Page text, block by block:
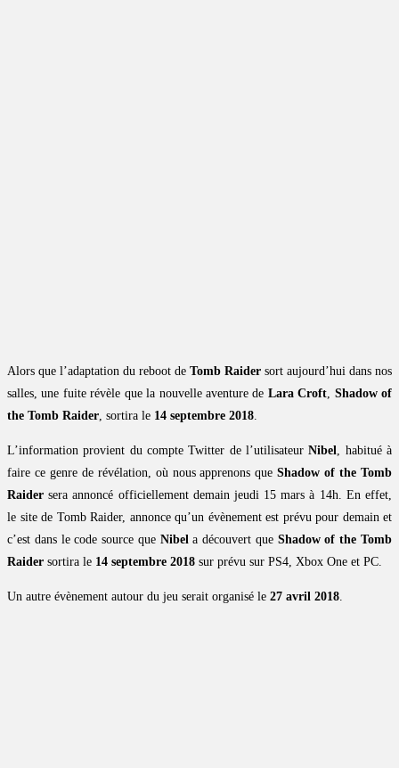
Alors que l’adaptation du reboot de Tomb Raider sort aujourd’hui dans nos
salles, une fuite révèle que la nouvelle aventure de Lara Croft, Shadow of
the Tomb Raider, sortira le 14 septembre 2018.
L’information provient du compte Twitter de l’utilisateurNibel, habitué à
faire ce genre de révélation, où nous apprenons queShadow of the Tomb
Raider sera annoncé officiellement demain jeudi 15 mars à 14h. En effet,
le site de Tomb Raider, annonce qu’un évènement est prévu pour demain et
c’est dans le code source que Nibela découvert que Shadow of the Tomb
Raider sortira le 14 septembre 2018 sur prévu sur PS4, Xbox One et PC.
Un autre évènement autour du jeu serait organisé le 27 avril 2018.